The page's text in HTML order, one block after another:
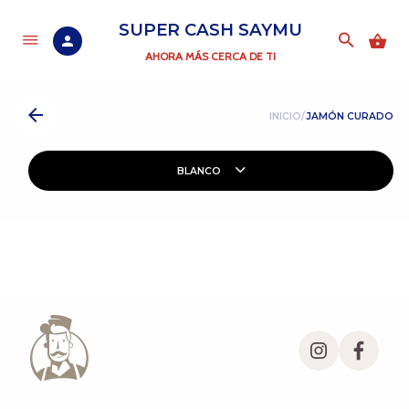
SUPER CASH SAYMU
AHORA MÁS CERCA DE TI
INICIO/JAMÓN CURADO
BLANCO